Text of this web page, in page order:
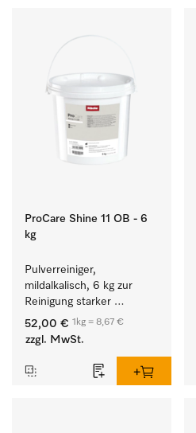
ProCare Shine 11 OB - 6
kg
Pulverreiniger,
mildalkalisch, 6 kg zur
Reinigung starker
Anschmutzungen von
Geschirr, Besteck und
52,00 € 1kg = 8,67 €
zzgl. MwSt.